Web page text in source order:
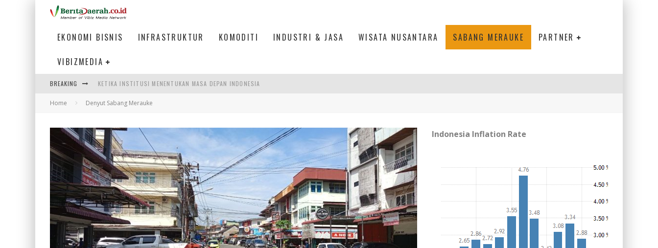
EKONOMI BISNIS INFRASTRUKTUR KOMODITI INDUSTRI & JASA WISATA NUSANTARA SABANG MERAUKE PARTNER
VIBIZMEDIA
BREAKING
KETIKA INSTITUSI MENENTUKAN MASA DEPAN INDONESIA
PERTUNJUKAN AIR MANCUR SPEKTAKULER DI PIK 2, JAKARTA UTARA
ULP SEMANGGI: MEMPERMUDAH LAYANAN PASPOR DI JANTUNG KOTA JAKARTA
Home Denyut Sabang Merauke
Indonesia Inflation Rate